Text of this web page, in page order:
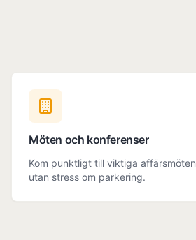
Möten och konferenser
Kom punktligt till viktiga affärsmöten
utan stress om parkering.